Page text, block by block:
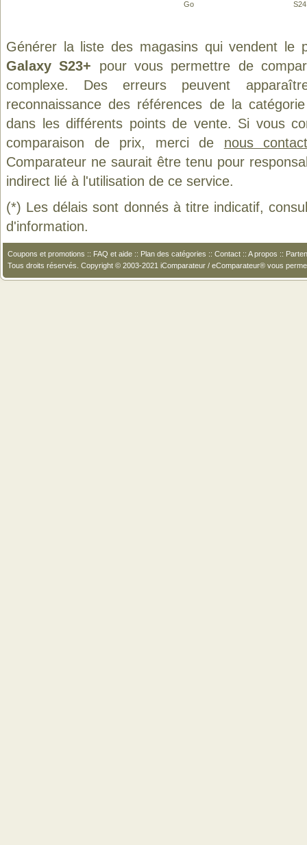
Go
Générer la liste des magasins qui vendent le
Galaxy S23+ pour vous permettre de
complexe. Des erreurs peuvent
reconnaissance des références de la
dans les différents points de vente. Si vous
comparaison de prix, merci de nous
Comparateur ne saurait être tenu pour
indirect lié à l'utilisation de ce service.
(*) Les délais sont donnés à titre indicatif,
d'information.
Coupons et promotions :: FAQ et aide :: Plan des catégories :: Contact :: A propos ::
Tous droits réservés. Copyright © 2003-2021 iComparateur / eComparateur® vous